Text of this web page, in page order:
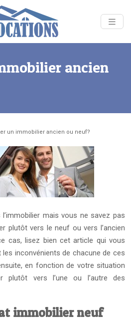
ancien
un immobilier ancien ou neuf?
mais vous ne savez pas
plutôt vers le neuf ou vers l’ancien
cas, lisez bien cet article qui vous
inconvénients de chacune de ces
en fonction de votre situation
plutôt vers l’une ou l’autre des
immobilier neuf